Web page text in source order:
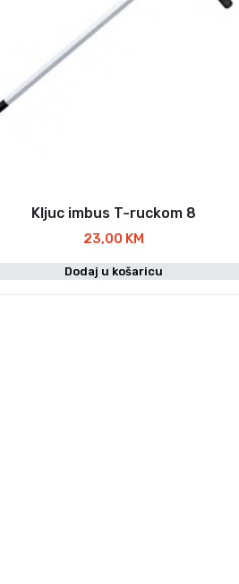
Kljuc imbus T-ruckom 8
23,00 KM
Dodaj u košaricu